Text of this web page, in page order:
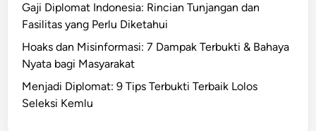
Gaji Diplomat Indonesia: Rincian Tunjangan dan
Fasilitas yang Perlu Diketahui
Hoaks dan Misinformasi: 7 Dampak Terbukti & Bahaya
Nyata bagi Masyarakat
Menjadi Diplomat: 9 Tips Terbukti Terbaik Lolos
Seleksi Kemlu